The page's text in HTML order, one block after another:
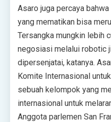
Asaro juga percaya
yang mematikan bisa
Tersangka mungkin lebih
negosiasi melalui robotic
dipersenjatai, katanya.
Komite Internasional
sebuah kelompok yang
internasional untuk
Anggota parlemen San